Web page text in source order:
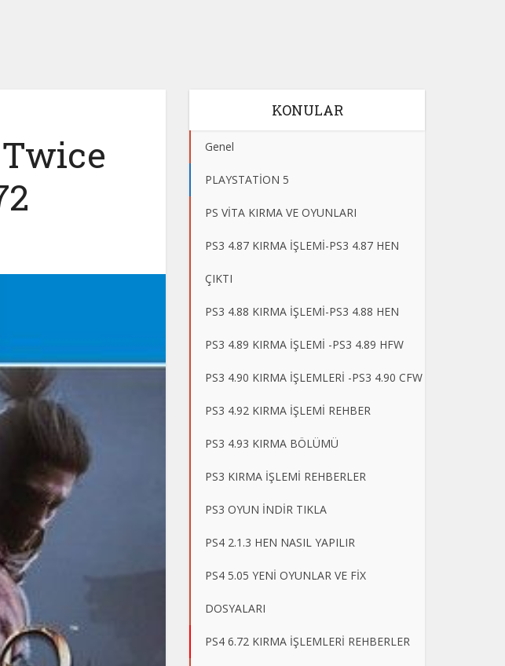
KONULAR
Genel
PLAYSTATİON 5
PS VİTA KIRMA VE OYUNLARI
PS3 4.87 KIRMA İŞLEMİ-PS3 4.87 HEN
ÇIKTI
PS3 4.88 KIRMA İŞLEMİ-PS3 4.88 HEN
PS3 4.89 KIRMA İŞLEMİ -PS3 4.89 HFW
PS3 4.90 KIRMA İŞLEMLERİ -PS3 4.90 CFW
PS3 4.92 KIRMA İŞLEMİ REHBER
PS3 4.93 KIRMA BÖLÜMÜ
PS3 KIRMA İŞLEMİ REHBERLER
PS3 OYUN İNDİR TIKLA
PS4 2.1.3 HEN NASIL YAPILIR
PS4 5.05 YENİ OYUNLAR VE FİX
DOSYALARI
PS4 6.72 KIRMA İŞLEMLERİ REHBERLER